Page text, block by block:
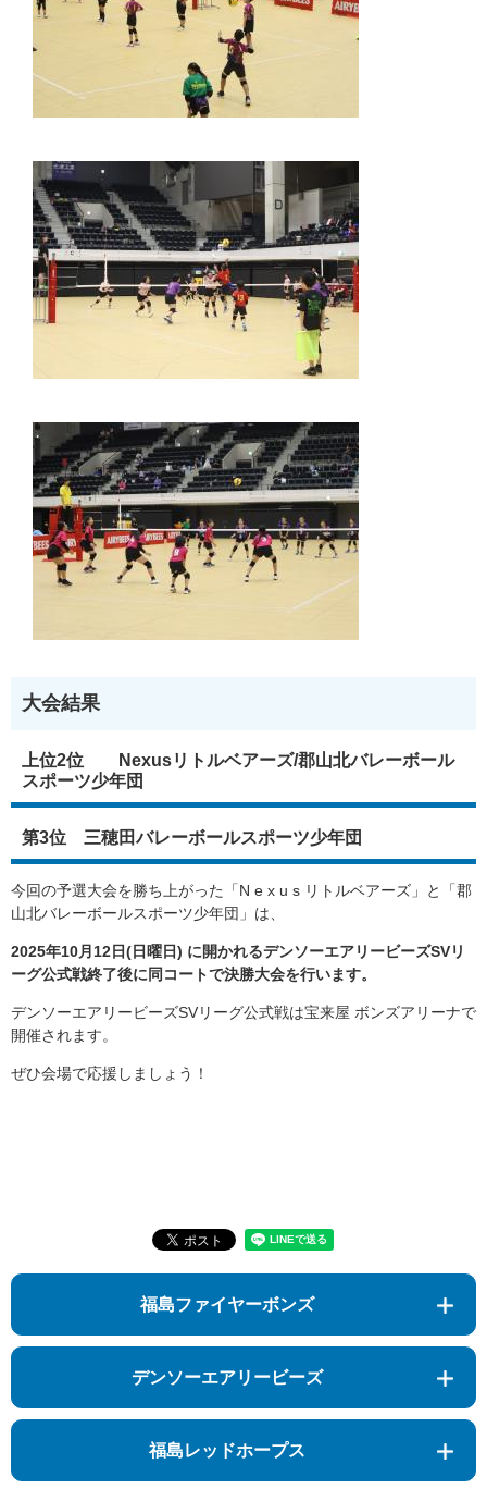
大会結果
上位2位 Nexusリトルベアーズ/郡山北バレーボール
スポーツ少年団
第3位 三穂田バレーボールスポーツ少年団
今回の予選大会を勝ち上がった「N e x u s リトルベアーズ」と「郡
山北バレーボールスポーツ少年団」は、
2025年10月12日(日曜日) に開かれるデンソーエアリービーズSVリ
ーグ公式戦終了後に同コートで決勝大会を行います。
デンソーエアリービーズSVリーグ公式戦は宝来屋 ボンズアリーナで
開催されます。
ぜひ会場で応援しましょう！
福島ファイヤーボンズ
デンソーエアリービーズ
福島レッドホープス